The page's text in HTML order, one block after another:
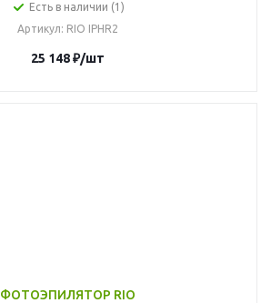
Есть в наличии (1)
Артикул: RIO IPHR2
25 148₽/шт
ФОТОЭПИЛЯТОР RIO